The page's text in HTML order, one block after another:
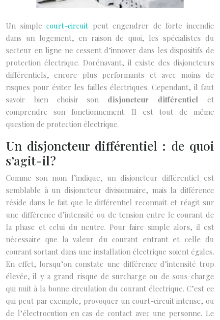
Un simplecourt-circuit peut engendrer de forte incendie
dans un logement, en raison de quoi, les spécialistes du
secteur en ligne ne cessent d’innover dans les dispositifs de
protection électrique. Dorénavant, il existe des disjoncteurs
différentiels, encore plus performants et avec moins de
risques pour éviter les failles électriques. Cependant, il faut
savoir bien choisir son disjoncteur différentiel et
comprendre son fonctionnement. Il est tout de même
question de protection électrique.
Un disjoncteur différentiel : de quoi
s’agit-il ?
Comme son nom l’indique, un disjoncteur différentiel est
semblable à un disjoncteur divisionnaire, mais la différence
réside dans le fait que le différentiel reconnaît et réagit sur
une différence d’intensité ou de tension entre le courant de
la phase et celui du neutre. Pour faire simple alors, il est
nécessaire que la valeur du courant entrant et celle du
courant sortant dans une installation électrique soient égales.
En effet, lorsqu’on constate une différence d’intensité trop
élevée, il y a grand risque de surcharge ou de sous-charge
qui nuit à la bonne circulation du courant électrique. C’est ce
qui peut par exemple, provoquer un court-circuit intense, ou
de l’électrocution en cas de contact avec une personne. Le